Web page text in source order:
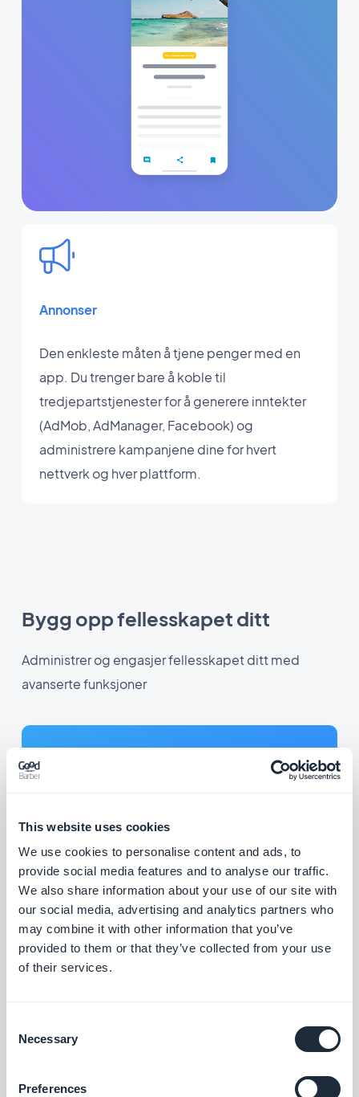
This website uses cookies
We use cookies to personalise content and ads, to
provide social media features and to analyse our traffic.
We also share information about your use of our site with
our social media, advertising and analytics partners who
may combine it with other information that you’ve
provided to them or that they’ve collected from your use
of their services.
Selection
Necessary
Preferences
Annonser
Den enkleste måten å tjene penger med en
app. Du trenger bare å koble til
tredjepartstjenester for å generere inntekter
(AdMob, AdManager, Facebook) og
administrere kampanjene dine for hvert
nettverk og hver plattform.
Bygg opp fellesskapet ditt
Administrer og engasjer fellesskapet ditt med
avanserte funksjoner